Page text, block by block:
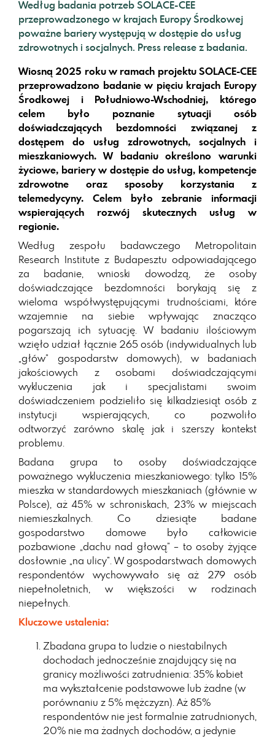
Według badania potrzeb SOLACE-CEE
przeprowadzonego w krajach Europy Środkowej
poważne bariery występują w dostępie do usług
zdrowotnych i socjalnych. Press release z badania.
Wiosną 2025 roku w ramach projektu SOLACE-CEE
przeprowadzono badanie w pięciu krajach Europy
Środkowej i Południowo-Wschodniej, którego
celem było poznanie sytuacji osób
doświadczających bezdomności związanej z
dostępem do usług zdrowotnych, socjalnych i
mieszkaniowych. W badaniu określono warunki
życiowe, bariery w dostępie do usług, kompetencje
zdrowotne oraz sposoby korzystania z
telemedycyny. Celem było zebranie informacji
wspierających rozwój skutecznych usług w
regionie.
Według zespołu badawczego Metropolitain
Research Institute z Budapesztu odpowiadającego
za badanie, wnioski dowodzą, że osoby
doświadczające bezdomności borykają się z
wieloma współwystępującymi trudnościami, które
wzajemnie na siebie wpływając znacząco
pogarszają ich sytuację. W badaniu ilościowym
wzięło udział łącznie 265 osób (indywidualnych lub
„głów” gospodarstw domowych), w badaniach
jakościowych z osobami doświadczającymi
wykluczenia jak i specjalistami swoim
doświadczeniem podzieliło się kilkadziesiąt osób z
instytucji wspierających, co pozwoliło
odtworzyć zarówno skalę jak i szerszy kontekst
problemu.
Badana grupa to osoby doświadczające
poważnego wykluczenia mieszkaniowego: tylko 15%
mieszka w standardowych mieszkaniach (głównie w
Polsce), aż 45% w schroniskach, 23% w miejscach
niemieszkalnych. Co dziesiąte badane
gospodarstwo domowe było całkowicie
pozbawione „dachu nad głową” – to osoby żyjące
dosłownie „na ulicy”. W gospodarstwach domowych
respondentów wychowywało się aż 279 osób
niepełnoletnich, w większości w rodzinach
niepełnych.
Kluczowe ustalenia:
Zbadana grupa to ludzie o niestabilnych
dochodach jednocześnie znajdujący się na
granicy możliwości zatrudnienia: 35% kobiet
ma wykształcenie podstawowe lub żadne (w
porównaniu z 5% mężczyzn). Aż 85%
respondentów nie jest formalnie zatrudnionych,
20% nie ma żadnych dochodów, a jedynie